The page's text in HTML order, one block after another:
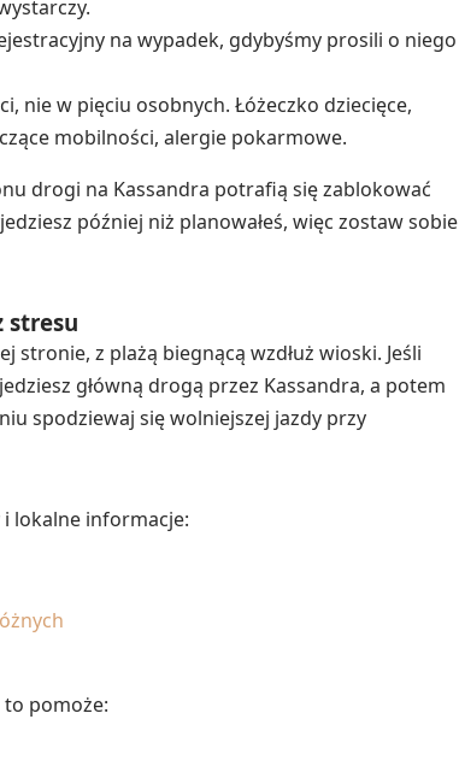
na wypadek, gdybyśmy prosili o niego
nie w pięciu osobnych. Łóżeczko dziecięce,
mobilności, alergie pokarmowe.
drogi na Kassandra potrafią się zablokować
później niż planowałeś, więc zostaw sobie
stresu
stronie, z plażą biegnącą wzdłuż wioski. Jeśli
główną drogą przez Kassandra, a potem
spodziewaj się wolniejszej jazdy przy
i lokalne informacje:
to pomoże: